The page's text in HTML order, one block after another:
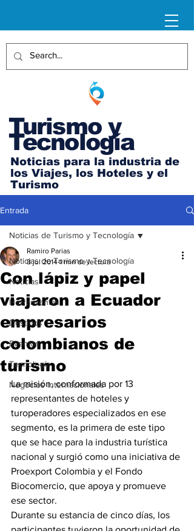
Turismo y
Tecnología
Noticias para la industria de
los Viajes, los Hoteles y el
Turismo
Entrada
Noticias de Turismo y Tecnología
Noticias
Herramientas
Destinos
Eventos
Tecnología
Negocios Internacionales
Noticias de Turismo y Tecnología
Con lápiz y papel
viajaron a Ecuador
empresarios
colombianos de
turismo
Ramiro Parias
8 jul 2014 1 min de lectura
La misión, conformada por 13
representantes de hoteles y
turoperadores especializados en ese
segmento, es la primera de este tipo
que se hace para la industria turística
nacional y surgió como una iniciativa de
Proexport Colombia y el Fondo
Biocomercio, que apoya y promueve
ese sector.
Durante su estancia de cinco días, los